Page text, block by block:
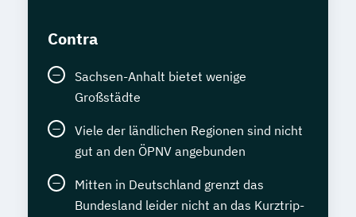
Contra
Sachsen-Anhalt bietet wenige
Großstädte
Viele der ländlichen Regionen sind nicht
gut an den ÖPNV angebunden
Mitten in Deutschland grenzt das
Bundesland leider nicht an das Kurztrip-